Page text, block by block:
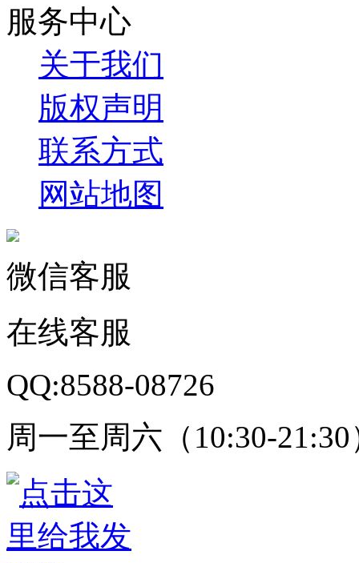
服务中心
关于我们
版权声明
联系方式
网站地图
微信客服
在线客服
QQ:8588-08726
周一至周六（10:30-21:30